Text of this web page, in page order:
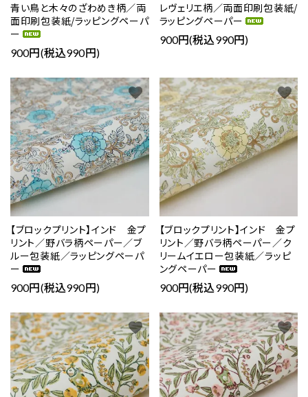
青い鳥と木々のざわめき柄／両
面印刷包装紙/ラッピングペーパ
ー
900円(税込990円)
レヴェリエ柄／両面印刷包装紙/
ラッピングペーパー
900円(税込990円)
【ブロックプリント】インド 金プ
リント／野バラ柄ペーパー／ブ
ルー包装紙／ラッピングペーパ
ー
900円(税込990円)
favorite
【ブロックプリント】インド 金プ
リント／野バラ柄ペーパー／ク
リームイエロー包装紙／ラッピ
ングペーパー
900円(税込990円)
favorite
favorite favorite